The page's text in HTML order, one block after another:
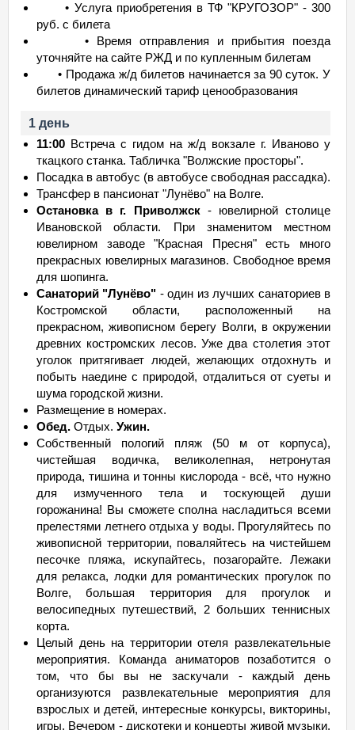
• Услуга приобретения в ТФ "КРУГОЗОР" - 300
руб. с билета
• Время отправления и прибытия поезда
уточняйте на сайте РЖД и по купленным билетам
• Продажа ж/д билетов начинается за 90 суток. У
билетов динамический тариф ценообразования
1 день
11:00 Встреча с гидом на ж/д вокзале г. Иваново у
ткацкого станка. Табличка "Волжские просторы".
Посадка в автобус (в автобусе свободная рассадка).
Трансфер в пансионат "Лунёво" на Волге.
Остановка в г. Приволжск- ювелирной столице
Ивановской области. При знаменитом местном
ювелирном заводе "Красная Пресня" есть много
прекрасных ювелирных магазинов. Свободное время
для шопинга.
Санаторий "Лунёво" - один из лучших санаториев в
Костромской области, расположенный на
прекрасном, живописном берегу Волги, в окружении
древних костромских лесов. Уже два столетия этот
уголок притягивает людей, желающих отдохнуть и
побыть наедине с природой, отдалиться от суеты и
шума городской жизни.
Размещение в номерах.
Обед. Отдых. Ужин.
Собственный пологий пляж (50 м от корпуса),
чистейшая водичка, великолепная, нетронутая
природа, тишина и тонны кислорода - всё, что нужно
для измученного тела и тоскующей души
горожанина! Вы сможете сполна насладиться всеми
прелестями летнего отдыха у воды. Прогуляйтесь по
живописной территории, поваляйтесь на чистейшем
песочке пляжа, искупайтесь, позагорайте. Лежаки
для релакса, лодки для романтических прогулок по
Волге, большая территория для прогулок и
велосипедных путешествий, 2 больших теннисных
корта.
Целый день на территории отеля развлекательные
мероприятия. Команда аниматоров позаботится о
том, что бы вы не заскучали - каждый день
организуются развлекательные мероприятия для
взрослых и детей, интересные конкурсы, викторины,
игры. Вечером - дискотеки и концерты живой музыки,